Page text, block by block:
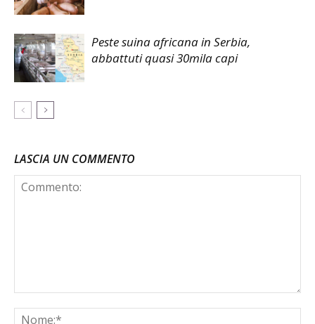
Peste suina africana in Serbia,
abbattuti quasi 30mila capi
LASCIA UN COMMENTO